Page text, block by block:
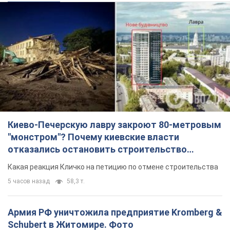
Киево-Печерскую лавру закроют 80-метровым
"монстром"? Почему киевские власти
отказались остановить строительство
небоскреба "московского верующего"
Какая реакция Кличко на петицию по отмене строительства
5 часов назад 58,3 т.
Армия РФ уничтожила предприятие Kromberg &
Schubert в Житомире. Фото